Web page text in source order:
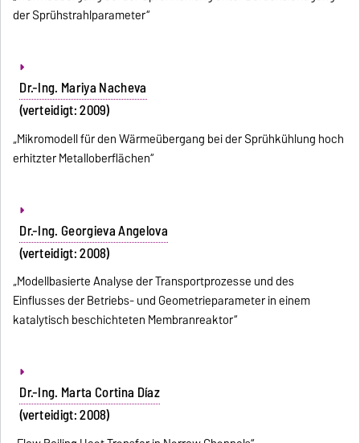
der Sprühstrahlparameter“
Dr.-Ing. Mariya Nacheva
(verteidigt: 2009)
„Mikromodell für den Wärmeübergang bei der Sprühkühlung hoch
erhitzter Metalloberflächen“
Dr.-Ing. Georgieva Angelova
(verteidigt: 2008)
„Modellbasierte Analyse der Transportprozesse und des
Einflusses der Betriebs- und Geometrieparameter in einem
katalytisch beschichteten Membranreaktor“
Dr.-Ing. Marta Cortina Díaz
(verteidigt: 2008)